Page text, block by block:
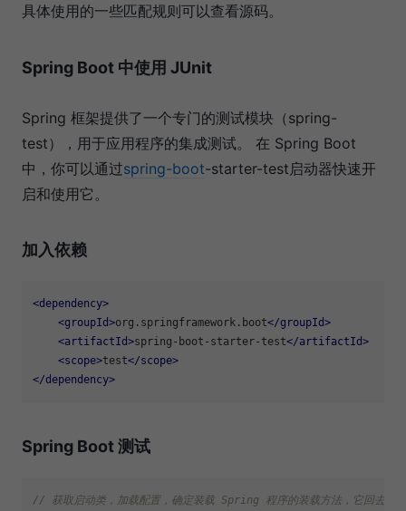
具体使用的一些匹配规则可以查看源码。
Spring Boot 中使用 JUnit
Spring 框架提供了一个专门的测试模块（spring-
test），用于应用程序的集成测试。 在 Spring Boot
中，你可以通过spring-boot-starter-test启动器快速开
启和使用它。
加入依赖
<dependency>
<groupId>org.springframework.boot</groupId>
<artifactId>spring-boot-starter-test</artifactId>
<scope>test</scope>
</dependency>
Spring Boot 测试
// 获取启动类，加载配置，确定装载 Spring 程序的装载方法，它回去